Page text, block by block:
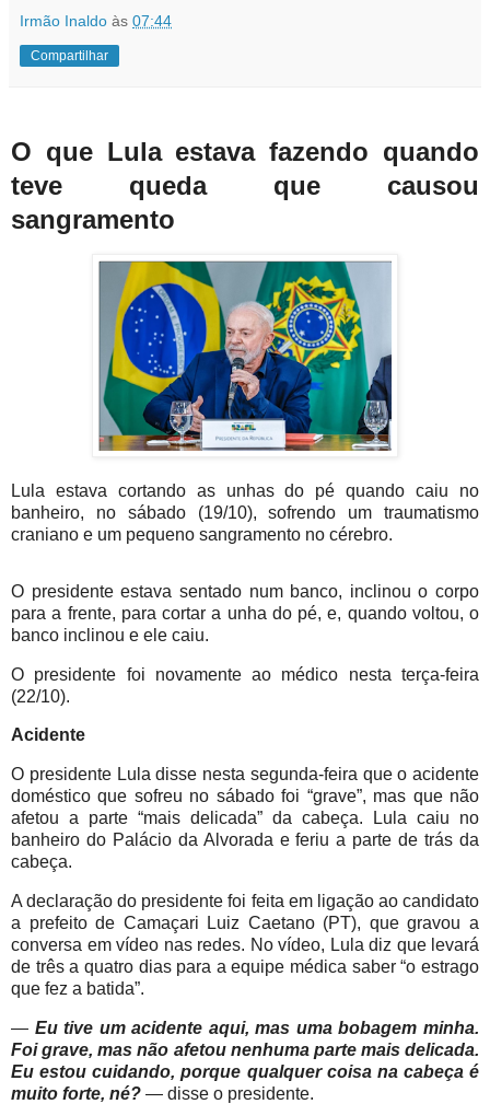
Irmão Inaldo às 07:44
Compartilhar
O que Lula estava fazendo quando
teve queda que causou
sangramento
Lula estava cortando as unhas do pé quando caiu no
banheiro, no sábado (19/10), sofrendo um traumatismo
craniano e um pequeno sangramento no cérebro.
O presidente estava sentado num banco, inclinou o corpo
para a frente, para cortar a unha do pé, e, quando voltou, o
banco inclinou e ele caiu.
O presidente foi novamente ao médico nesta terça-feira
(22/10).
Acidente
O presidente Lula disse nesta segunda-feira que o acidente
doméstico que sofreu no sábado foi “grave”, mas que não
afetou a parte “mais delicada” da cabeça. Lula caiu no
banheiro do Palácio da Alvorada e feriu a parte de trás da
cabeça.
A declaração do presidente foi feita em ligação ao candidato
a prefeito de Camaçari Luiz Caetano (PT), que gravou a
conversa em vídeo nas redes. No vídeo, Lula diz que levará
de três a quatro dias para a equipe médica saber “o estrago
que fez a batida”.
— Eu tive um acidente aqui, mas uma bobagem minha.
Foi grave, mas não afetou nenhuma parte mais delicada.
Eu estou cuidando, porque qualquer coisa na cabeça é
muito forte, né? — disse o presidente.